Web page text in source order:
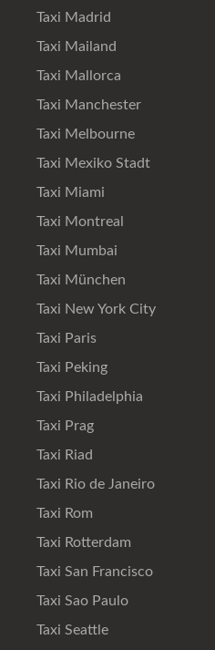
Taxi Madrid
Taxi Mailand
Taxi Mallorca
Taxi Manchester
Taxi Melbourne
Taxi Mexiko Stadt
Taxi Miami
Taxi Montreal
Taxi Mumbai
Taxi München
Taxi New York City
Taxi Paris
Taxi Peking
Taxi Philadelphia
Taxi Prag
Taxi Riad
Taxi Rio de Janeiro
Taxi Rom
Taxi Rotterdam
Taxi San Francisco
Taxi Sao Paulo
Taxi Seattle